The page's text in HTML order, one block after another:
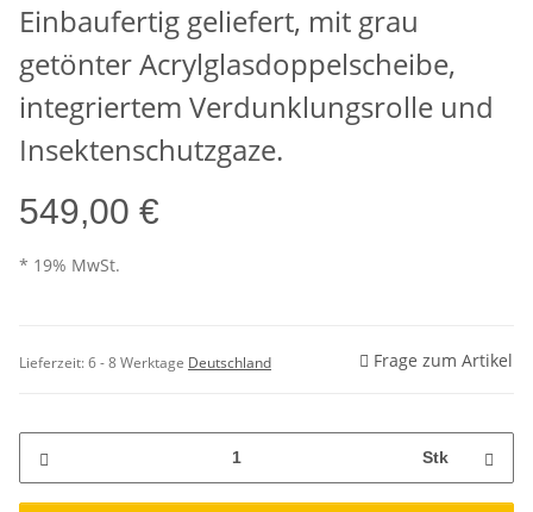
Einbaufertig geliefert, mit grau
getönter Acrylglasdoppelscheibe,
integriertem Verdunklungsrolle und
Insektenschutzgaze.
549,00 €
* 19% MwSt.
Lieferzeit:6 - 8 Werktage Deutschland Frage zum Artikel
Stk